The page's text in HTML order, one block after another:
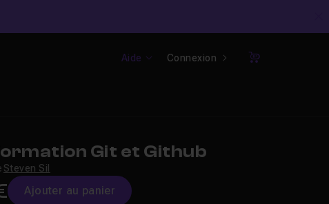
Aide Connexion
Panier
Git et Github
Steven Sil
Ajouter au panier